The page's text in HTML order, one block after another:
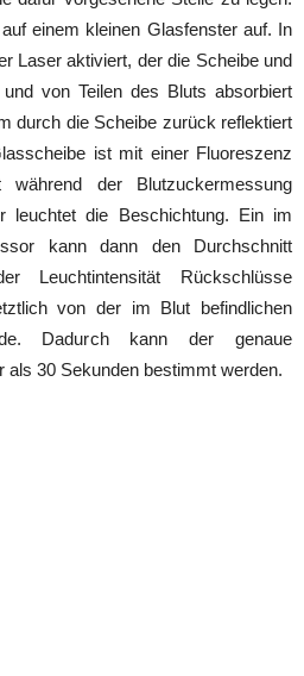
einem kleinen Glasfenster auf. In
Laser aktiviert, der die Scheibe und
von Teilen des Bluts absorbiert
durch die Scheibe zurück reflektiert
ist mit einer Fluoreszenz
der Blutzuckermessung
leuchtet die Beschichtung. Ein im
kann dann den Durchschnitt
Leuchtintensität Rückschlüsse
von der im Blut befindlichen
Dadurch kann der genaue
als 30 Sekunden bestimmt werden.